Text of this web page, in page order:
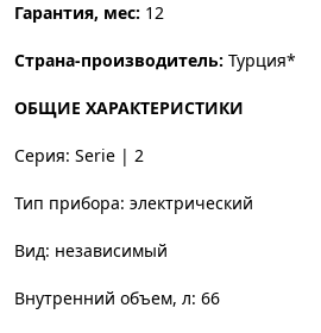
Гарантия, мес: 12
Страна-производитель: Турция*
ОБЩИЕ ХАРАКТЕРИСТИКИ
Серия: Serie | 2
Тип прибора: электрический
Вид: независимый
Внутренний объем, л: 66